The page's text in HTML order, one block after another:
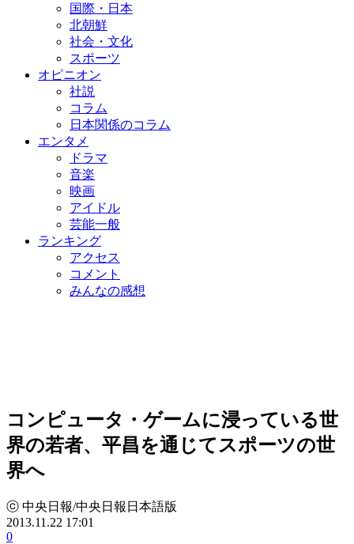
国際・日本
北朝鮮
社会・文化
スポーツ
オピニオン
社説
コラム
日本関係のコラム
エンタメ
ドラマ
音楽
映画
アイドル
芸能一般
ランキング
アクセス
コメント
みんなの感想
コンピュータ・ゲームに浸っている世
界の若者、平昌を通じてスポーツの世
界へ
ⓒ 中央日報/中央日報日本語版
2013.11.22 17:01
0